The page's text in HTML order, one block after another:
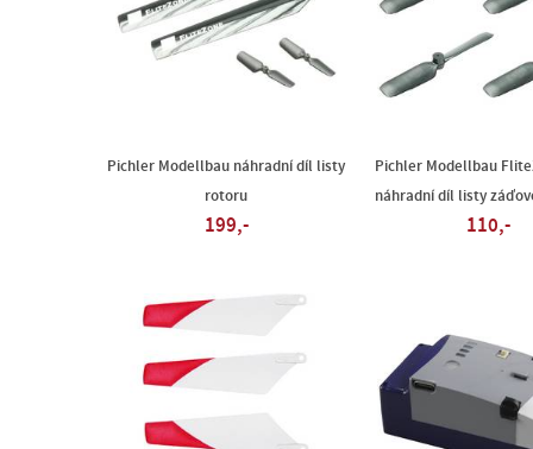
Pichler Modellbau náhradní díl listy
rotoru
199,-
Pichler Modellbau
náhradní díl listy
110,-